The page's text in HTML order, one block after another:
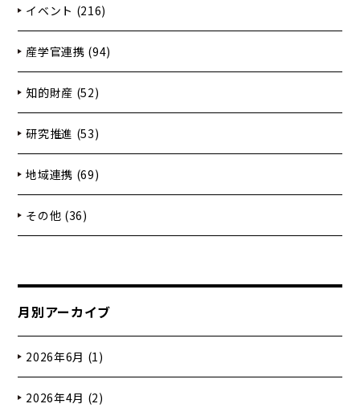
イベント (216)
産学官連携 (94)
知的財産 (52)
研究推進 (53)
地域連携 (69)
その他 (36)
月別アーカイブ
2026年6月 (1)
2026年4月 (2)